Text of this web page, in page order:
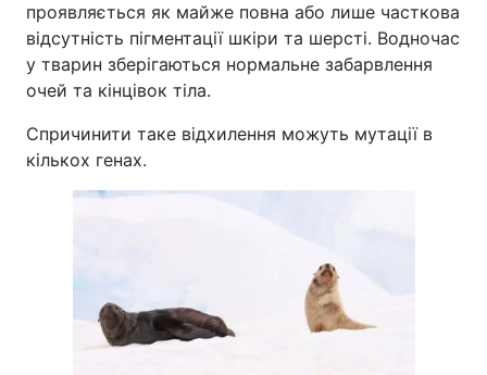
проявляється як майже повна або лише часткова
відсутність пігментації шкіри та шерсті. Водночас
у тварин зберігаються нормальне забарвлення
очей та кінцівок тіла.
Спричинити таке відхилення можуть мутації в
кількох генах.